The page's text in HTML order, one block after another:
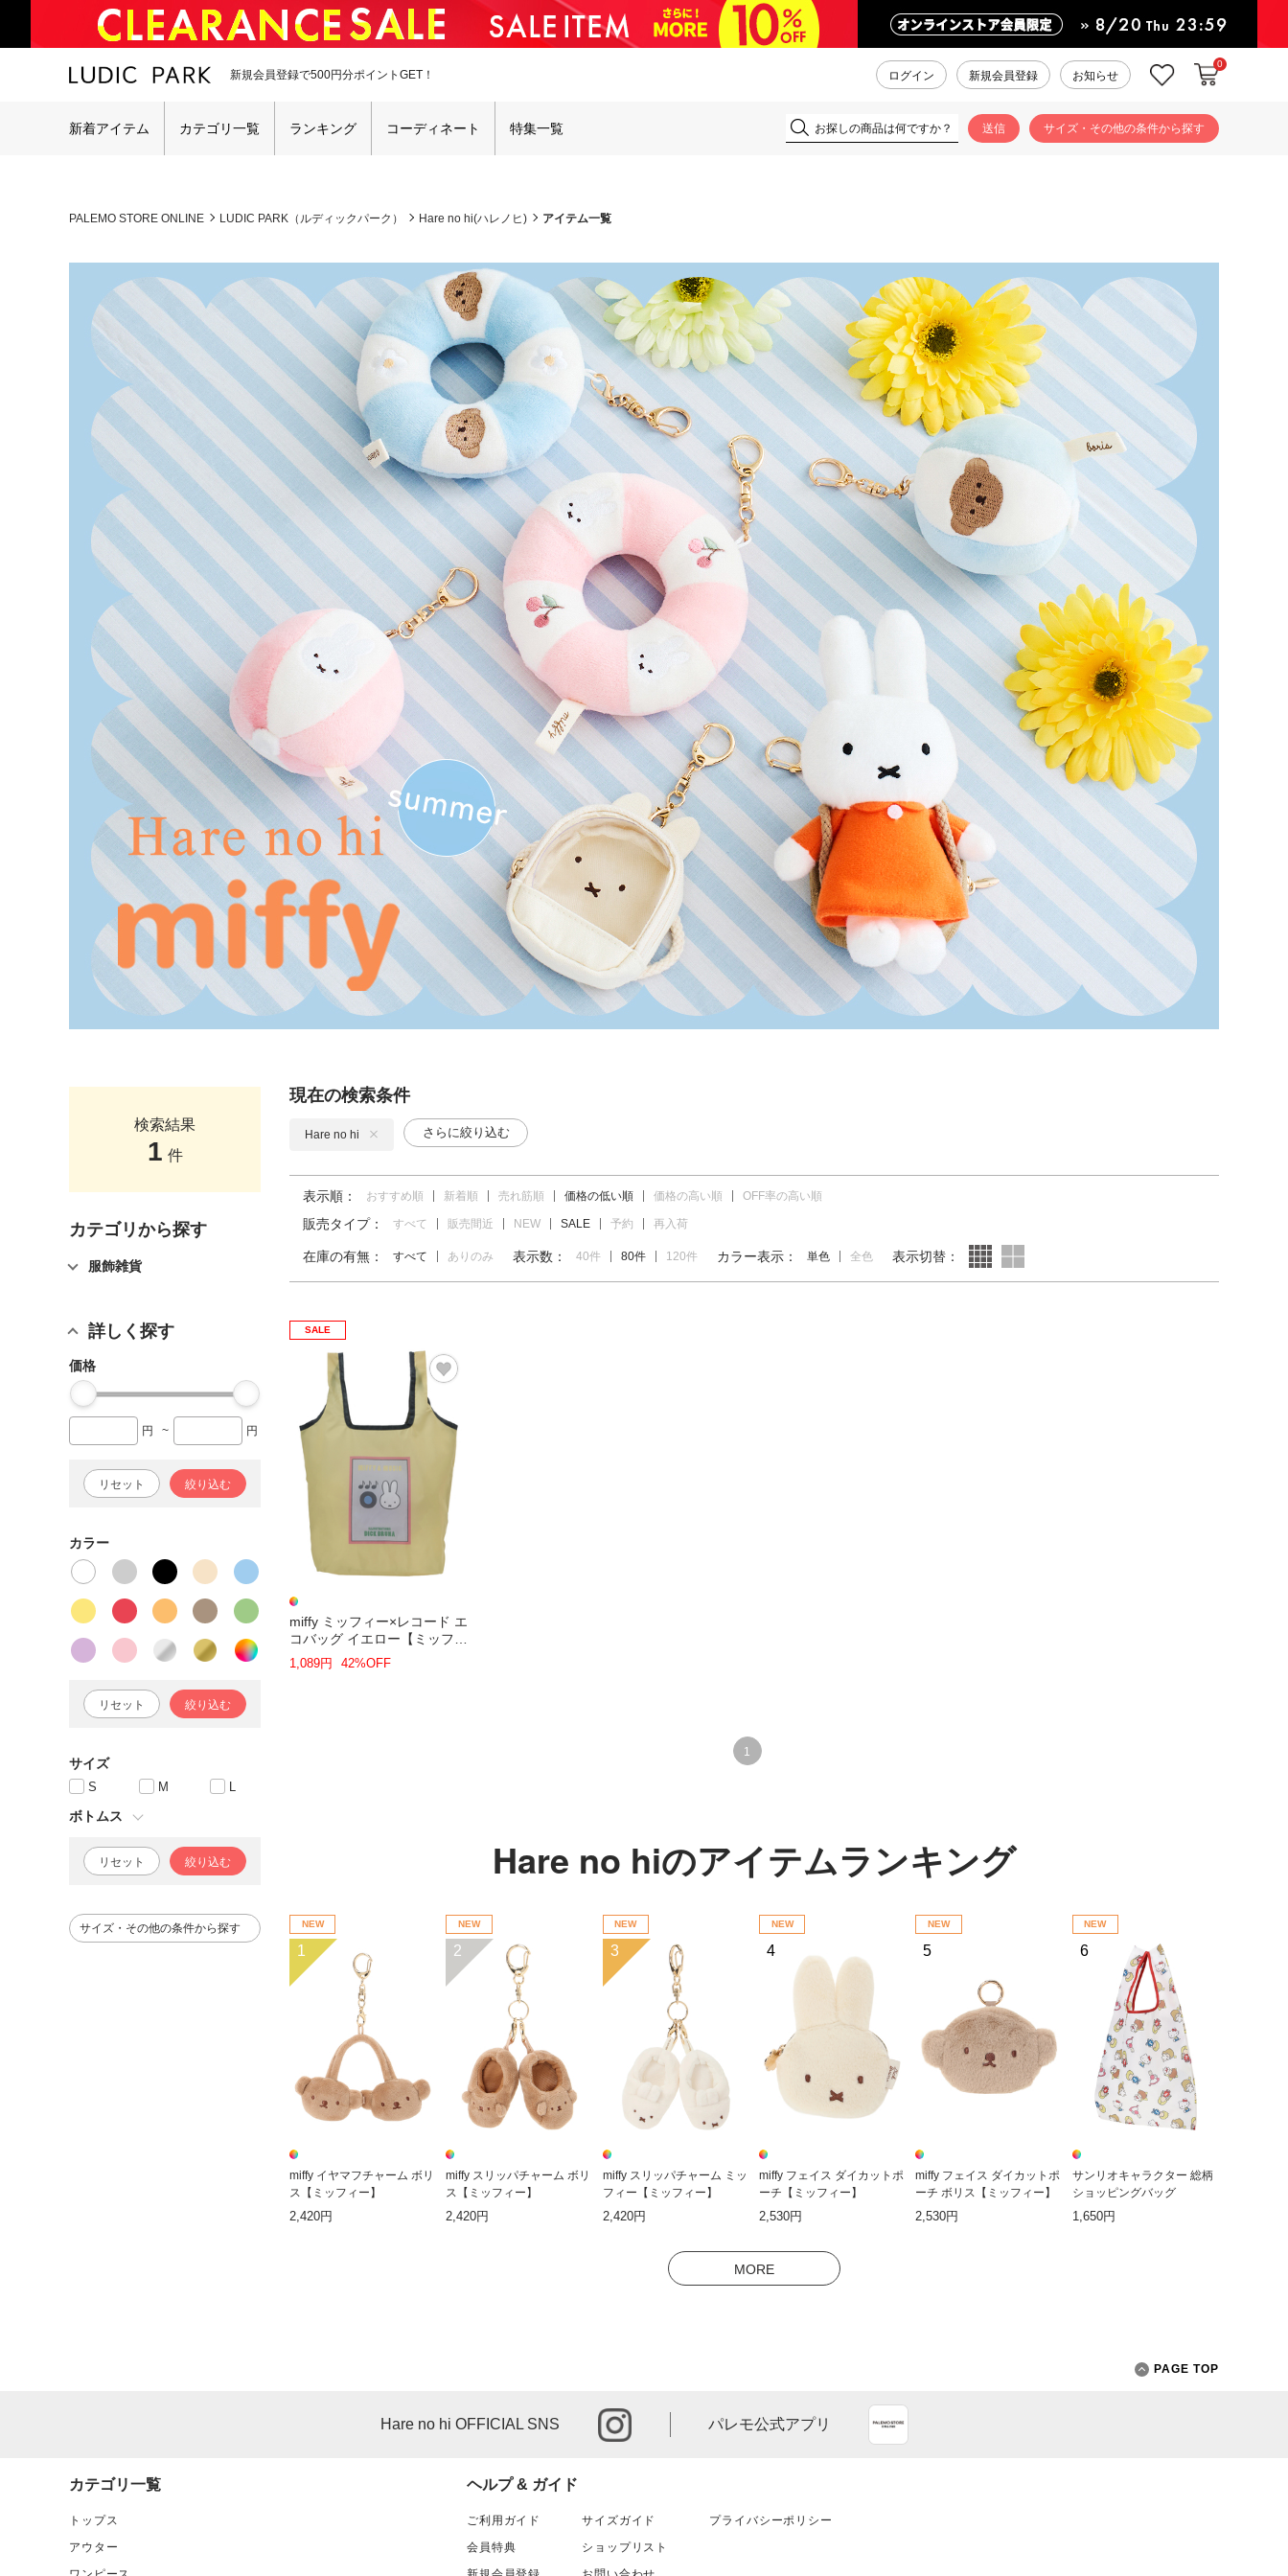
新規会員登録で500円分ポイントGET！ ログイン 新規会員登録 お知らせ お気に入りカートに入
0
新着アイテム カテゴリ一覧 ランキング コーディネート 特集一覧 サイズ・その他の条件から探す
PALEMO STORE ONLINE LUDIC PARK（ルディックパーク） Hare no hi(ハレノヒ) アイテム一覧
検索結果
1 件
カテゴリから探す
服飾雑貨
詳しく探す
価格
円 ~ 円
リセット 絞り込む
カラー
リセット 絞り込む
サイズ
S M L
ボトムス
リセット 絞り込む
サイズ・その他の条件から探す
現在の検索条件
Hare no hi さらに絞り込む
表示順： おすすめ順 新着順 売れ筋順 価格の低い順 価格の高い順 OFF率の高い順
販売タイプ： すべて 販売間近 NEW SALE 予約 再入荷
在庫の有無： すべて ありのみ 表示数： 40件 80件 120件 カラー表示： 単色 全色 表示切替：
SALE
miffy ミッフィー×レコード エ
コバッグ イエロー【ミッフィ
ー】
1,089円 42%OFF
1
Hare no hiのアイテムランキング
NEW
1
miffy イヤマフチャーム ボリ
ス【ミッフィー】
2,420円
NEW
2
miffy スリッパチャーム ボリ
ス【ミッフィー】
2,420円
NEW
3
miffy スリッパチャーム ミッ
フィー【ミッフィー】
2,420円
NEW
4
miffy フェイス ダイカットポ
ーチ【ミッフィー】
2,530円
NEW
5
miffy フェイス ダイカットポ
ーチ ボリス【ミッフィー】
2,530円
NEW
6
サンリオキャラクター 総柄
ショッピングバッグ
1,650円
MORE
PAGE TOP
Hare no hi OFFICIAL SNS
instagram
パレモ公式アプリ
カテゴリ一覧
トップス
アウター
ヘルプ & ガイド
ご利用ガイド
会員特典
サイズガイド
ショップリスト
プライバシーポリシー